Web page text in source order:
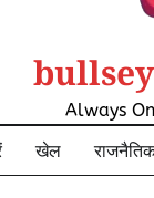
Always
खेल